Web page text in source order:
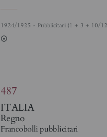
1924/1925 - Pubblicitari (1 + 3 + 10/
2
487
ITALIA
Regno
Francobolli pubblicitari